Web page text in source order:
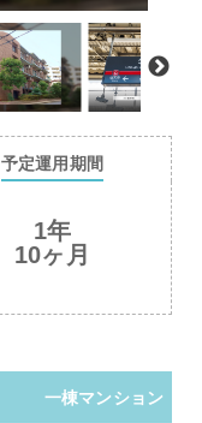
予定運用期間
1年
10ヶ月
一棟マンション